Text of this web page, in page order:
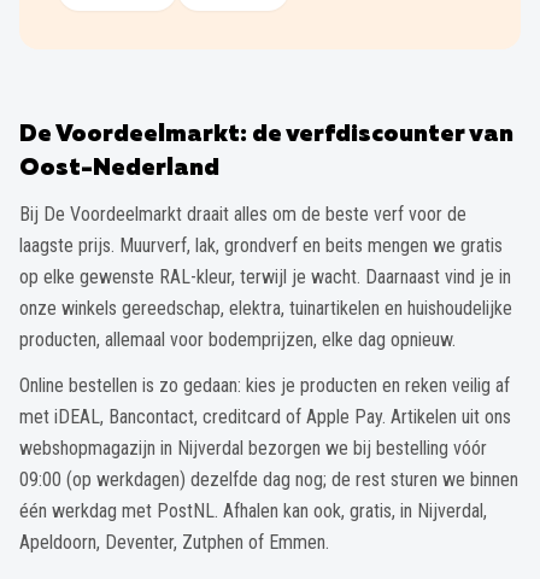
De Voordeelmarkt: de verfdiscounter van
Oost-Nederland
Bij De Voordeelmarkt draait alles om de beste verf voor de
laagste prijs. Muurverf, lak, grondverf en beits mengen we gratis
op elke gewenste RAL-kleur, terwijl je wacht. Daarnaast vind je in
onze winkels gereedschap, elektra, tuinartikelen en huishoudelijke
producten, allemaal voor bodemprijzen, elke dag opnieuw.
Online bestellen is zo gedaan: kies je producten en reken veilig af
met iDEAL, Bancontact, creditcard of Apple Pay. Artikelen uit ons
webshopmagazijn in Nijverdal bezorgen we bij bestelling vóór
09:00 (op werkdagen) dezelfde dag nog; de rest sturen we binnen
één werkdag met PostNL. Afhalen kan ook, gratis, in Nijverdal,
Apeldoorn, Deventer, Zutphen of Emmen.